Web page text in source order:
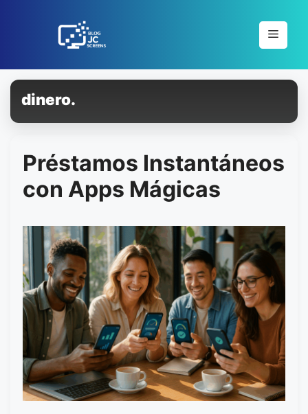
Menu
dinero.
Préstamos Instantáneos
con Apps Mágicas